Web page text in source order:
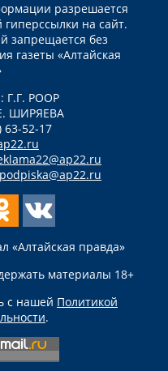
разрешается
гиперссылки на сайт.
запрещается без
газеты «Алтайская
Г.Г. РООР
ШИРЯЕВА
63-52-17
podpiska@ap22.ru
правда»
материалы 18+
с нашей Политикой
.